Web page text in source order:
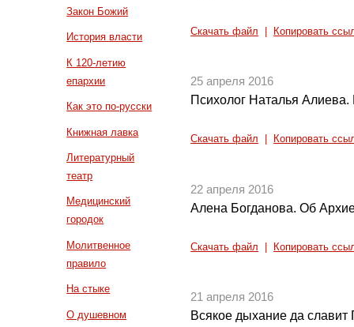
Закон Божий
История власти
К 120-летию
епархии
Как это по-русски
Книжная лавка
Литературный
театр
Медицинский
городок
Молитвенное
правило
На стыке
О душевном
Скачать файл Копировать
25 апреля 2016
Психолог Наталья Алиева.
Скачать файл Копировать
22 апреля 2016
Алена Богданова. Об
Скачать файл Копировать
21 апреля 2016
Всякое дыхание да